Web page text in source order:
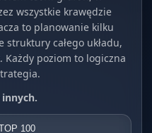
wszystkie krawędzie
to planowanie kilku
całego układu,
Każdy poziom to logiczna
100